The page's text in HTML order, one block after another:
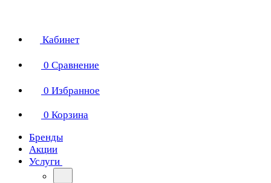
Кабинет
0 Сравнение
0 Избранное
0 Корзина
Бренды
Акции
Услуги